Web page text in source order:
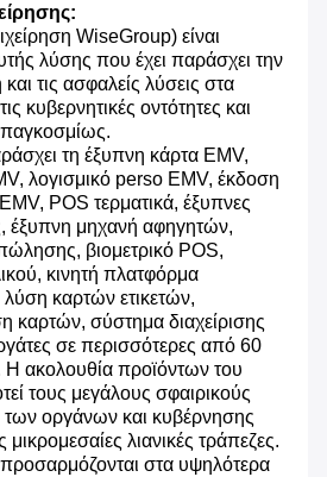
WiseGroup) είναι
λύσης που έχει παράσχει την
τις ασφαλείς λύσεις στα
κυβερνητικές οντότητες και
παγκοσμίως.
τη έξυπνη κάρτα EMV,
λογισμικό perso EMV, έκδοση
POS τερματικά, έξυπνες
έξυπνη μηχανή αφηγητών,
βιομετρικό POS,
κινητή πλατφόρμα
καρτών ετικετών,
σύστημα διαχείρισης
σε περισσότερες από 60
ακολουθία προϊόντων του
τους μεγάλους σφαιρικούς
των οργάνων και κυβέρνησης
μικρομεσαίες λιανικές τράπεζες.
στα υψηλότερα